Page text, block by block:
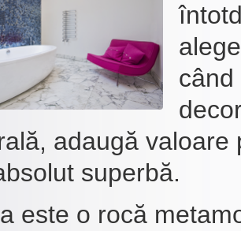
când
adaugă valoare
superbă.
este o rocă